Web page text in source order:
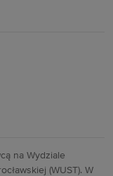
na Wydziale
(WUST). W